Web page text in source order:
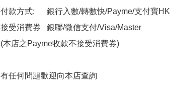
付款方式:      銀行入數/轉數快/Payme/支付寶HK
接受消費券   銀聯/微信支付/Visa/Master
(本店之Payme收款不接受消費券)
有任何問題歡迎向本店查詢